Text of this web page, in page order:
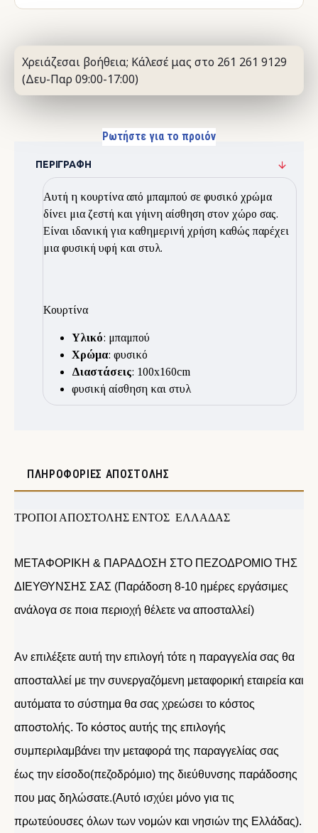
Χρειάζεσαι βοήθεια; Κάλεσέ μας στο 261 261 9129
(Δευ-Παρ 09:00-17:00)
Ρωτήστε για το προιόν
ΠΕΡΙΓΡΑΦΉ
Αυτή η κουρτίνα από μπαμπού σε φυσικό χρώμα
δίνει μια ζεστή και γήινη αίσθηση στον χώρο σας.
Είναι ιδανική για καθημερινή χρήση καθώς παρέχει
μια φυσική υφή και στυλ.
Κουρτίνα
Υλικό: μπαμπού
Χρώμα: φυσικό
Διαστάσεις: 100x160cm
φυσική αίσθηση και στυλ
ΠΛΗΡΟΦΟΡΊΕΣ ΑΠΟΣΤΟΛΉΣ
ΤΡΟΠΟΙ ΑΠΟΣΤΟΛΗΣ ΕΝΤΟΣ ΕΛΛΑΔΑΣ
ΜΕΤΑΦΟΡΙΚΗ & ΠΑΡΑΔΟΣΗ ΣΤΟ ΠΕΖΟΔΡΟΜΙΟ ΤΗΣ
ΔΙΕΥΘΥΝΣΗΣ ΣΑΣ (Παράδοση 8-10 ημέρες εργάσιμες
ανάλογα σε ποια περιοχή θέλετε να αποσταλλεί)
Αν επιλέξετε αυτή την επιλογή τότε η παραγγελία σας θα
αποσταλλεί με την συνεργαζόμενη μεταφορική εταιρεία και
αυτόματα το σύστημα θα σας χρεώσει το κόστος
αποστολής. Το κόστος αυτής της επιλογής
συμπεριλαμβάνει την μεταφορά της παραγγελίας σας
έως την είσοδο(πεζοδρόμιο) της διεύθυνσης παράδοσης
που μας δηλώσατε.(Αυτό ισχύει μόνο για τις
πρωτεύουσες όλων των νομών και νησιών της Ελλάδας).